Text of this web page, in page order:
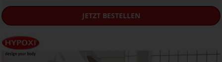
JETZTBESTELLEN